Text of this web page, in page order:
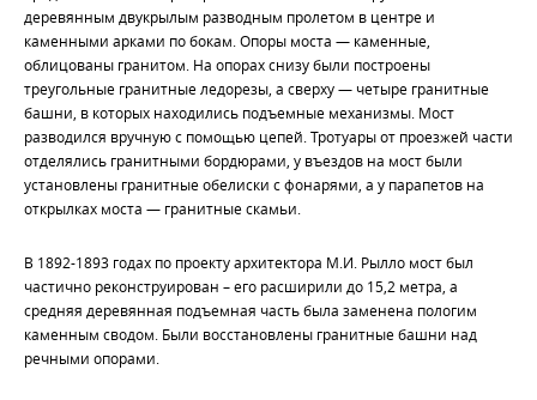
деревянным двукрылым разводным пролетом в центре и
каменными арками по бокам. Опоры моста — каменные,
облицованы гранитом. На опорах снизу были построены
треугольные гранитные ледорезы, а сверху — четыре гранитные
башни, в которых находились подъемные механизмы. Мост
разводился вручную с помощью цепей. Тротуары от проезжей части
отделялись гранитными бордюрами, у въездов на мост были
установлены гранитные обелиски с фонарями, а у парапетов на
открылках моста — гранитные скамьи.
В 1892-1893 годах по проекту архитектора М.И. Рылло мост был
частично реконструирован – его расширили до 15,2 метра, а
средняя деревянная подъемная часть была заменена пологим
каменным сводом. Были восстановлены гранитные башни над
речными опорами.